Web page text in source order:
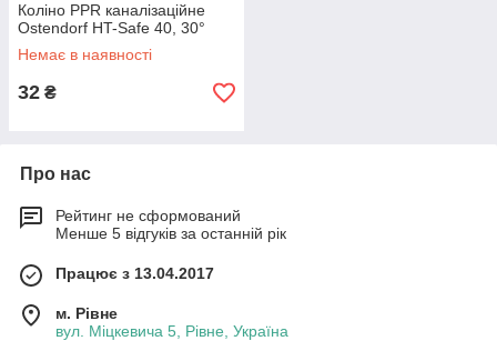
Коліно PPR каналізаційне
Ostendorf HT-Safe 40, 30°
Немає в наявності
32 ₴
Про нас
Рейтинг не сформований
Менше 5 відгуків за останній рік
Працює з 13.04.2017
м. Рівне
вул. Міцкевича 5, Рівне, Україна